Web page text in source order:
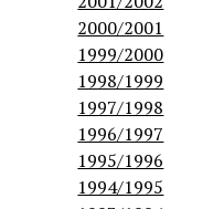
2000/2001
1999/2000
1998/1999
1997/1998
1996/1997
1995/1996
1994/1995